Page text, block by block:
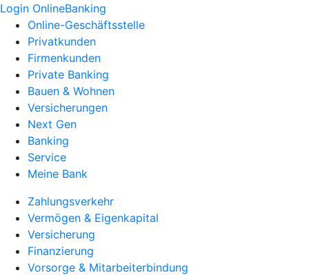
Login OnlineBanking
Online-Geschäftsstelle
Privatkunden
Firmenkunden
Private Banking
Bauen & Wohnen
Versicherungen
Next Gen
Banking
Service
Meine Bank
Zahlungsverkehr
Vermögen & Eigenkapital
Versicherung
Finanzierung
Vorsorge & Mitarbeiterbindung